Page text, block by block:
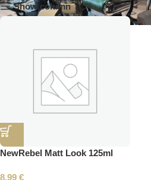
Show column
NewRebel Matt Look 125ml
8.99 €